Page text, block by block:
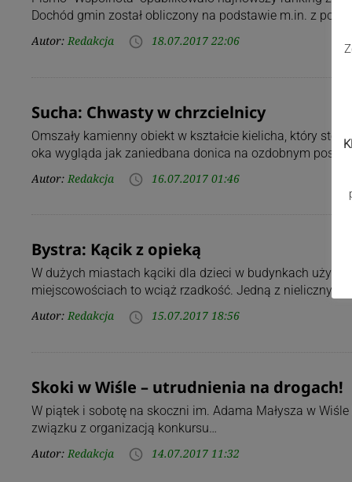
Dochód gmin został obliczony na podstawie m.in. z
Autor: Redakcja access_time 18.07.2017 22:06
Sucha: Chwasty w chrzcielnicy
Omszały kamienny obiekt w kształcie kielicha, który stoi
oka wygląda jak zaniedbana donica na ozdobnym
Autor: Redakcja access_time 16.07.2017 01:46
Bystra: Kącik z opieką
W dużych miastach kąciki dla dzieci w budynkach
miejscowościach to wciąż rzadkość. Jedną z nielicznych
Autor: Redakcja access_time 15.07.2017 18:56
Skoki w Wiśle – utrudnienia na drogach!
W piątek i sobotę na skoczni im. Adama Małysza w
związku z organizacją konkursu…
Autor: Redakcja access_time 14.07.2017 11:32